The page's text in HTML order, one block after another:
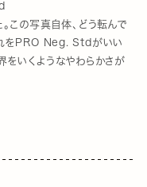
この写真自体、どう転んで
をPRO Neg. Stdがいい
をいくようなやわらかさが